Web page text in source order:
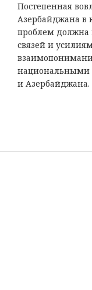
Постепенная
Азербайджана в
проблем должна
связей и
национальными
и